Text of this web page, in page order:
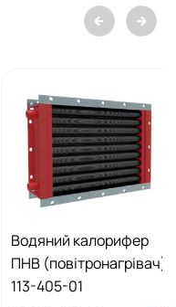
Водяний калорифер
ПНВ (повітронагрівач)
113-405-01